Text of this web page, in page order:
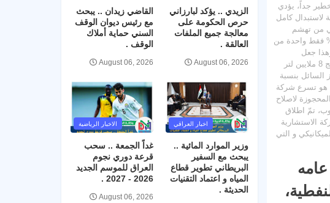
جداً، يؤدي
بالمبادلات الحرارية.. 370 مبادلًا حراريًا بحاجة لاستبدال كامل
من تهشم
وتآكل المبادلات الحرارية والبالغة 370 مبادلًا حراريًا بحاجة الى استبدال. تلوث وتوقف.. المصفى يعمل بطاقة 65% فقط واحدة من
جعل
المصفى يعمل بطاقة 65% فقط من طاقته التصميمية، جعل المصفى ينتج 5 ملايين لتر بنزين يوميًا فقط بينما من المفترض ان ينتج 8 ملايين لتر
الغاز السائل بنسبة
هو تسرع شركة
لاصلاح
تمّ اطلاق
الاستشارية
و التي
الزيدي .. يؤكد لبارزاني
حرص الحكومة على
معالجة جميع الملفات
العالقة .
August 06, 2026
القاضي زيدان .. يبحث
مع رئيس ديوان الوقف
السني حماية أملاك
الوقف .
August 06, 2026
اخبار العراقي
وزير الموارد المائية ..
يبحث مع السفير
البريطاني تطوير قطاع
المياه و اعتماد التقنيات
الحديثة .
الاخبار الرياضية
غداً الجمعة .. سحب
قرعة دوري نجوم
العراق للموسم الجديد
2026 - 2027 .
August 06, 2026